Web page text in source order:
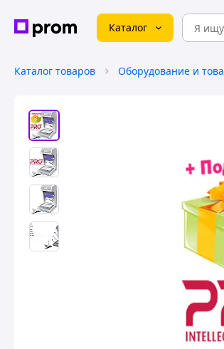
Каталог
Каталог товаров